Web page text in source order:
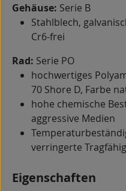
Gehäuse: Serie B
Stahlblech,
Cr6-frei
Rad: Serie PO
hochwertiges
70 Shore D, Farbe
hohe chemische
aggressive Medien
verringerte
Eigenschaften